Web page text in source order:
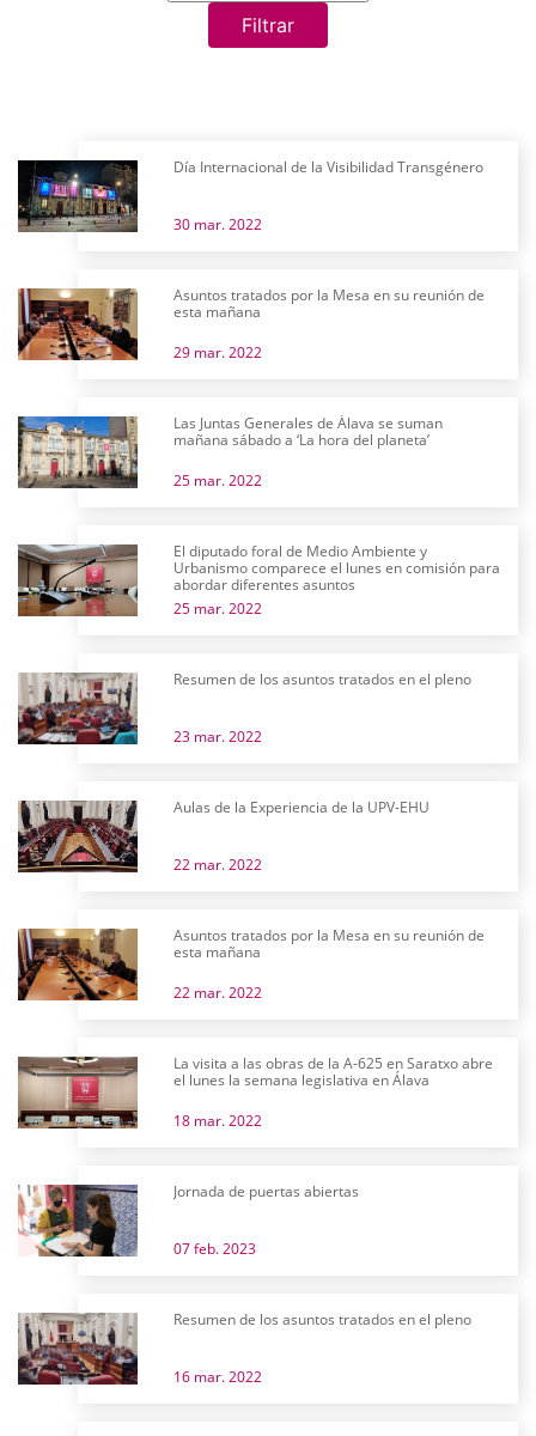
Filtrar
Día Internacional de la Visibilidad Transgénero
30 mar. 2022
Asuntos tratados por la Mesa en su reunión de
esta mañana
29 mar. 2022
Las Juntas Generales de Álava se suman
mañana sábado a ‘La hora del planeta’
25 mar. 2022
El diputado foral de Medio Ambiente y
Urbanismo comparece el lunes en comisión para
abordar diferentes asuntos
25 mar. 2022
Resumen de los asuntos tratados en el pleno
23 mar. 2022
Aulas de la Experiencia de la UPV-EHU
22 mar. 2022
Asuntos tratados por la Mesa en su reunión de
esta mañana
22 mar. 2022
La visita a las obras de la A-625 en Saratxo abre
el lunes la semana legislativa en Álava
18 mar. 2022
Jornada de puertas abiertas
07 feb. 2023
Resumen de los asuntos tratados en el pleno
16 mar. 2022